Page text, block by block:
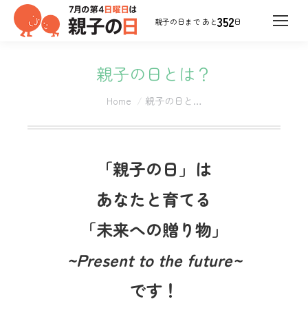
352日
親子の日とは？
You are here:
Home 親子の日と…
「親子の日」は
あなたと育てる
「未来への贈り物」
~Present to the future~
です！